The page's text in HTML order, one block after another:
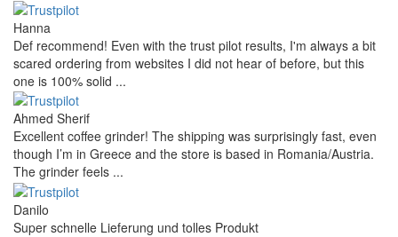
Hanna
Def recommend! Even with the trust pilot results, I'm always a bit
scared ordering from websites I did not hear of before, but this
one is 100% solid ...
Ahmed Sherif
Excellent coffee grinder! The shipping was surprisingly fast, even
though I’m in Greece and the store is based in Romania/Austria.
The grinder feels ...
Danilo
Super schnelle Lieferung und tolles Produkt